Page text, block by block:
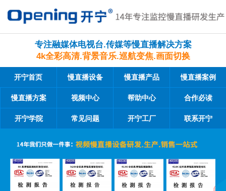
专注融媒体电视台.传媒等慢直播解决方案
4k全彩高清.背景音乐.巡航变焦.画面切换
开宁首页 慢直播设备 慢直播产品 慢直播案例
慢直播方案 视频中心 帮助中心 合作必读
开宁学院 常见问题 开宁工厂 联系开宁